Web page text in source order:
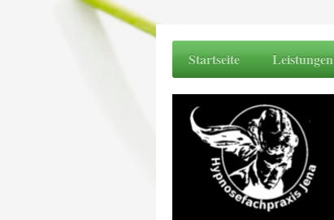
Startseite Leistungen